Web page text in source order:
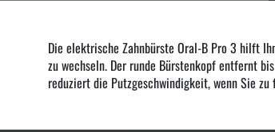
Die elektrische Zahnbürste Oral-B Pro 3 hilft
zu wechseln. Der runde Bürstenkopf entfernt
reduziert die Putzgeschwindigkeit, wenn Sie zu